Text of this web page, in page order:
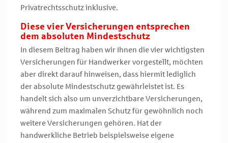
Privatrechtsschutz inklusive.
Diese vier Versicherungen entsprechen
dem absoluten Mindestschutz
In diesem Beitrag haben wir Ihnen die vier wichtigsten
Versicherungen für Handwerker vorgestellt, möchten
aber direkt darauf hinweisen, dass hiermit lediglich
der absolute Mindestschutz gewährleistet ist. Es
handelt sich also um unverzichtbare Versicherungen,
während zum maximalen Schutz für gewöhnlich noch
weitere Versicherungen gehören. Hat der
handwerkliche Betrieb beispielsweise eigene